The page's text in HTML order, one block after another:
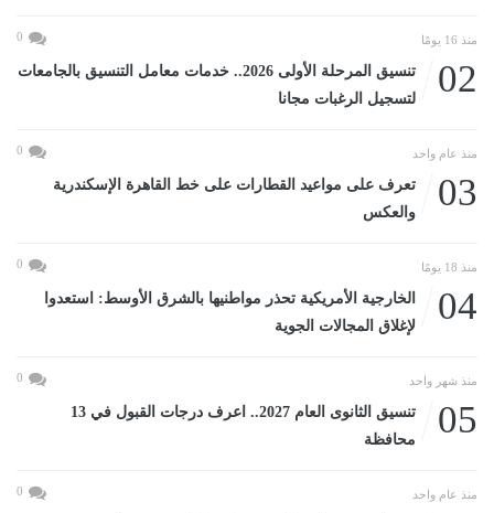
منذ 16 يومًا 0
02
تنسيق المرحلة الأولى 2026.. خدمات معامل التنسيق بالجامعات
لتسجيل الرغبات مجانا
منذ عام واحد 0
03
تعرف على مواعيد القطارات على خط القاهرة الإسكندرية
والعكس
منذ 18 يومًا 0
04
الخارجية الأمريكية تحذر مواطنيها بالشرق الأوسط: استعدوا
لإغلاق المجالات الجوية
منذ شهر واحد 0
05
تنسيق الثانوى العام 2027.. اعرف درجات القبول في 13
محافظة
منذ عام واحد 0